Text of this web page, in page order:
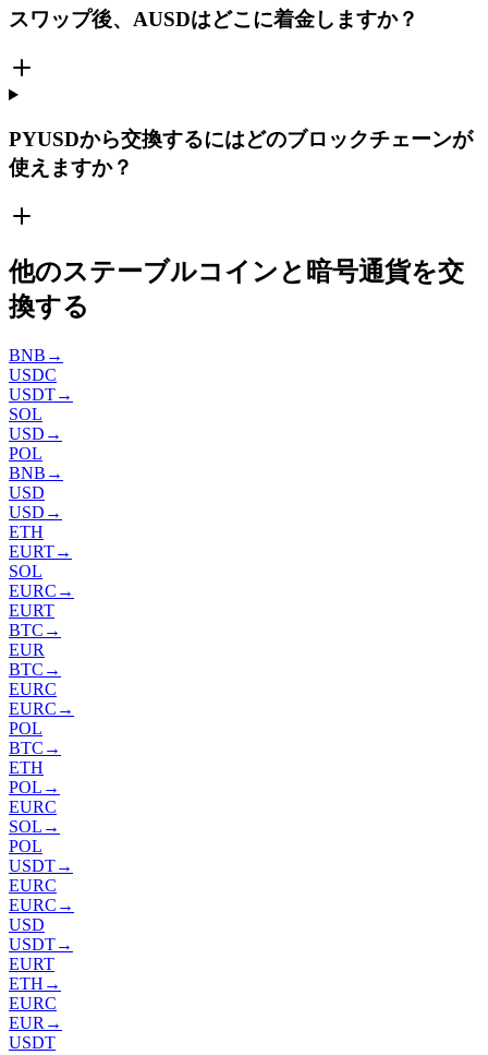
スワップ後、AUSDはどこに着金しますか？
PYUSDから交換するにはどのブロックチェーンが
使えますか？
他のステーブルコインと暗号通貨を交
換する
BNB →
USDC
USDT→
SOL
USD →
POL
BNB →
USD
USD →
ETH
EURT→
SOL
EURC →
EURT
BTC →
EUR
BTC →
EURC
EURC →
POL
BTC →
ETH
POL →
EURC
SOL →
POL
USDT→
EURC
EURC →
USD
USDT→
EURT
ETH →
EURC
EUR →
USDT